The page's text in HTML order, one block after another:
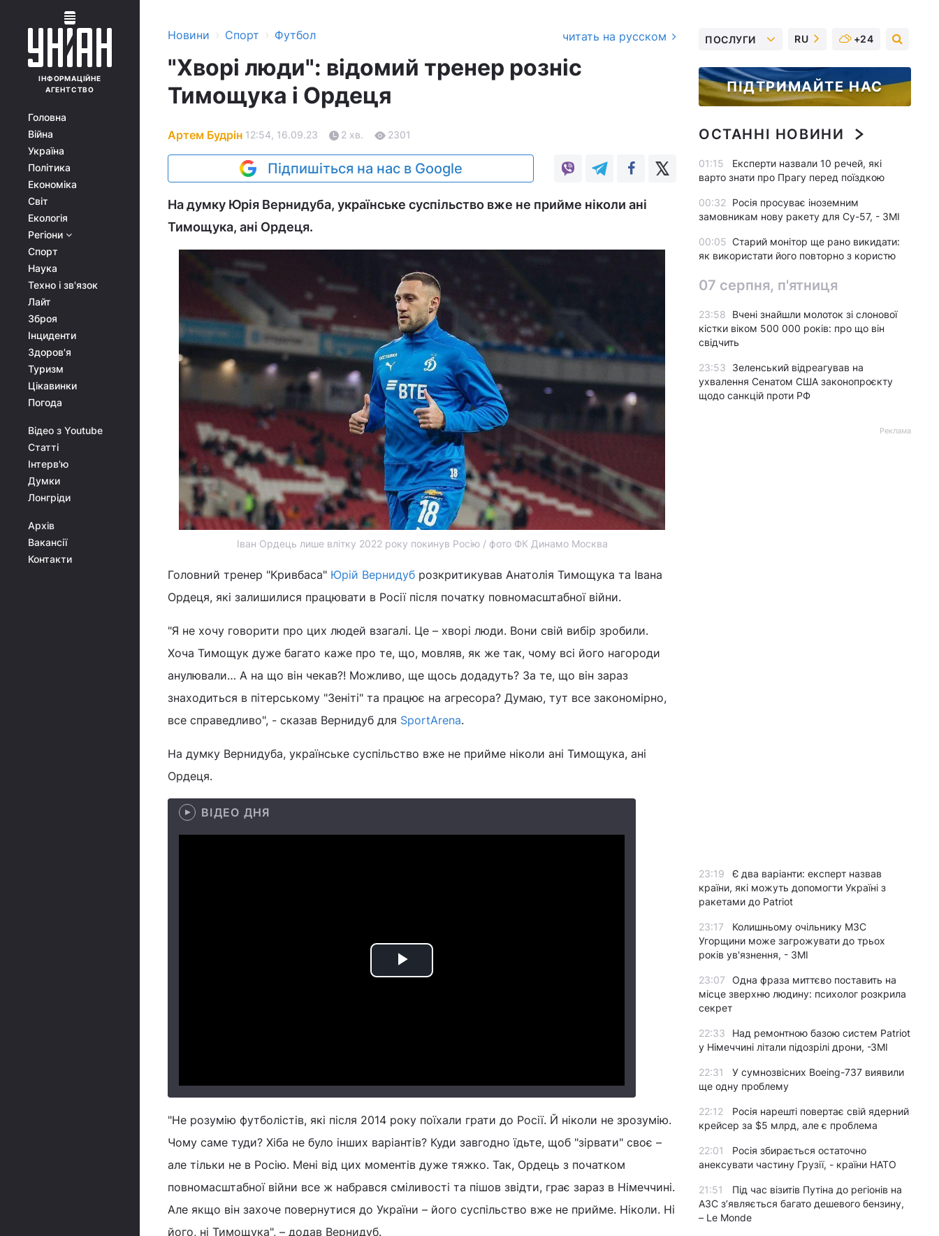
ІНФОРМАЦІЙНЕ
АГЕНТСТВО
Головна
Війна
Україна
Політика
Економіка
Світ
Екологія
Регіони
Спорт
Наука
Техно і зв'язок
Лайт
Зброя
Інциденти
Здоров'я
Туризм
Цікавинки
Погода
Відео з Youtube
Статті
Інтерв'ю
Думки
Лонгріди
Архів
Вакансії
Контакти
Новини › Спорт › Футбол читать на русском
"Хворі люди": відомий тренер розніс
Тимощука і Ордеця
Артем Будрін 12:54, 16.09.23 2 хв. 2301
Підпишіться на нас в Google
На думку Юрія Вернидуба, українське суспільство вже не прийме ніколи ані
Тимощука, ані Ордеця.
Іван Ордець лише влітку 2022 року покинув Росію / фото ФК Динамо Москва
Головний тренер "Кривбаса" Юрій Вернидуб розкритикував Анатолія Тимощука та Івана
Ордеця, які залишилися працювати в Росії після початку повномасштабної війни.
"Я не хочу говорити про цих людей взагалі. Це – хворі люди. Вони свій вибір зробили.
Хоча Тимощук дуже багато каже про те, що, мовляв, як же так, чому всі його нагороди
анулювали… А на що він чекав?! Можливо, ще щось додадуть? За те, що він зараз
знаходиться в пітерському "Зеніті" та працює на агресора? Думаю, тут все закономірно,
все справедливо", - сказав Вернидуб для SportArena.
На думку Вернидуба, українське суспільство вже не прийме ніколи ані Тимощука, ані
Ордеця.
ВІДЕО ДНЯ
Play
"Не розумію футболістів, які після 2014 року поїхали грати до Росії. Й ніколи не зрозумію.
Чому саме туди? Хіба не було інших варіантів? Куди завгодно їдьте, щоб "зірвати" своє –
але тільки не в Росію. Мені від цих моментів дуже тяжко. Так, Ордець з початком
повномасштабної війни все ж набрався сміливості та пішов звідти, грає зараз в Німеччині.
Але якщо він захоче повернутися до України – його суспільство вже не прийме. Ніколи. Ні
його, ні Тимощука", – додав Вернидуб.
ПОСЛУГИ RU +24
ПІДТРИМАЙТЕ НАС
ОСТАННІ НОВИНИ
01:15
Експерти назвали 10 речей, які
варто знати про Прагу перед поїздкою
00:32
Росія просуває іноземним
замовникам нову ракету для Су-57, - ЗМІ
00:05 Старий монітор ще рано викидати:
як використати його повторно з користю
07 серпня, п'ятниця
23:58
Вчені знайшли молоток зі слонової
кістки віком 500 000 років: про що він
свідчить
23:53
Зеленський відреагував на
ухвалення Сенатом США законопроєкту
щодо санкцій проти РФ
Реклама
23:19
Є два варіанти: експерт назвав
країни, які можуть допомогти Україні з
ракетами до Patriot
23:17
Колишньому очільнику МЗС
Угорщини може загрожувати до трьох
років ув'язнення, - ЗМІ
23:07
Одна фраза миттєво поставить на
місце зверхню людину: психолог розкрила
секрет
22:33
Над ремонтною базою систем Patriot
у Німеччині літали підозрілі дрони, -ЗМІ
22:31
У сумнозвісних Boeing-737 виявили
ще одну проблему
22:12
Росія нарешті повертає свій ядерний
крейсер за $5 млрд, але є проблема
22:01
Росія збирається остаточно
анексувати частину Грузії, - країни НАТО
21:51
Під час візитів Путіна до регіонів на
АЗС з’являється багато дешевого бензину,
– Le Monde